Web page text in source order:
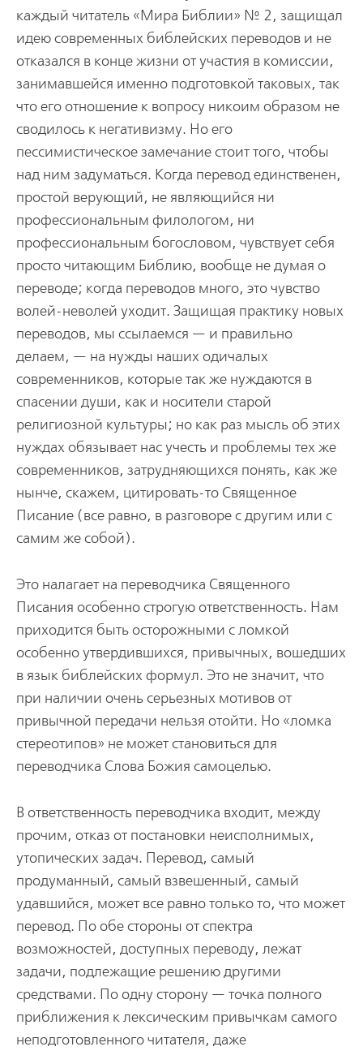
каждый читатель «Мира Библии» № 2, защищал
идею современных библейских переводов и не
отказался в конце жизни от участия в комиссии,
занимавшейся именно подготовкой таковых, так
что его отношение к вопросу никоим образом не
сводилось к негативизму. Но его
пессимистическое замечание стоит того, чтобы
над ним задуматься. Когда перевод единственен,
простой верующий, не являющийся ни
профессиональным филологом, ни
профессиональным богословом, чувствует себя
просто читающим Библию, вообще не думая о
переводе; когда переводов много, это чувство
волей-неволей уходит. Защищая практику новых
переводов, мы ссылаемся — и правильно
делаем, — на нужды наших одичалых
современников, которые так же нуждаются в
спасении души, как и носители старой
религиозной культуры; но как раз мысль об этих
нуждах обязывает нас учесть и проблемы тех же
современников, затрудняющихся понять, как же
нынче, скажем, цитировать-то Священное
Писание (все равно, в разговоре с другим или с
самим же собой).
Это налагает на переводчика Священного
Писания особенно строгую ответственность. Нам
приходится быть осторожными с ломкой
особенно утвердившихся, привычных, вошедших
в язык библейских формул. Это не значит, что
при наличии очень серьезных мотивов от
привычной передачи нельзя отойти. Но «ломка
стереотипов» не может становиться для
переводчика Слова Божия самоцелью.
В ответственность переводчика входит, между
прочим, отказ от постановки неисполнимых,
утопических задач. Перевод, самый
продуманный, самый взвешенный, самый
удавшийся, может все равно только то, что может
перевод. По обе стороны от спектра
возможностей, доступных переводу, лежат
задачи, подлежащие решению другими
средствами. По одну сторону — точка полного
приближения к лексическим привычкам самого
неподготовленного читателя, даже